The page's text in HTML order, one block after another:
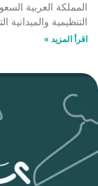
المملكة العربية
التنظيمية
اقرأ المزيد »